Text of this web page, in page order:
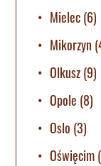
Mielec(6)
Mikorzyn
Olkusz(9)
Opole (8)
Oslo (3)
Oświęcim